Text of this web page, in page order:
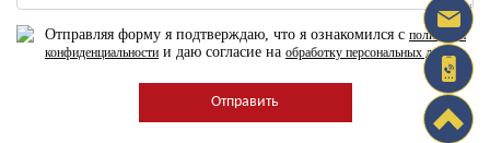
Отправляя форму я подтверждаю, что я ознакомился с политикой
конфиденциальности и даю согласие на обработку персональных данных